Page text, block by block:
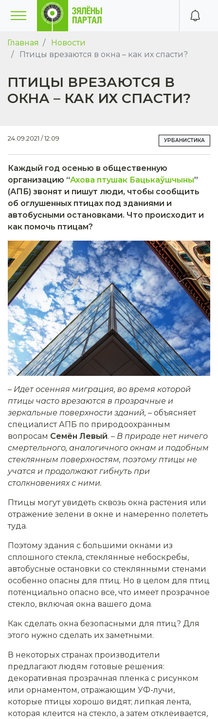
Главная
Новости
Птицы врезаются в окна – как их спасти?
ПТИЦЫ ВРЕЗАЮТСЯ В
ОКНА – КАК ИХ СПАСТИ?
24.09.2021 / 12:09 УРБАНИСТИКА
Каждый год осенью в общественную
организацию “Ахова птушак Бацькаўшчыны”
(АПБ) звонят и пишут люди, чтобы сообщить
об оглушенных птицах под зданиями и
автобусными остановками. Что происходит и
как помочь птицам?
– Идет осенняя миграция, во время которой
птицы часто врезаются в прозрачные и
зеркальные поверхности зданий, – объясняет
специалист АПБ по природоохранным
вопросам Семён Левый. – В природе нет ничего
смертельного, аналогичного окнам и подобным
стеклянным поверхностям, поэтому птицы не
учатся и продолжают гибнуть при
столкновениях с ними.
Птицы могут увидеть сквозь окна растения или
отражение зелени в окне и намеренно полететь
туда.
Поэтому здания с большими окнами из
сплошного стекла, стеклянные небоскребы,
автобусные остановки со стеклянными стенами
особенно опасны для птиц. Но в целом для птиц
потенциально опасно все, что имеет прозрачное
стекло, включая окна вашего дома.
Как сделать окна безопасными для птиц? Для
этого нужно сделать их заметными.
В некоторых странах производители
предлагают людям готовые решения:
декоративная прозрачная пленка с рисунком
или орнаментом, отражающим УФ-лучи,
которые птицы хорошо видят; липкая лента,
которая клеится на стекло, а затем отклеивается,